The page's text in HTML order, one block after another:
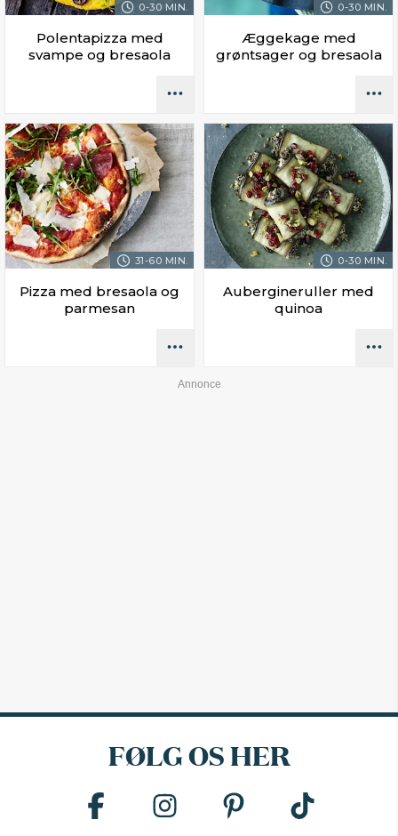
0-30 MIN.
Polentapizza med
svampe og bresaola
0-30 MIN.
Æggekage med
grøntsager og bresaola
31-60 MIN.
Pizza med bresaola og
parmesan
0-30 MIN.
Aubergineruller med
quinoa
FØLG OS HER